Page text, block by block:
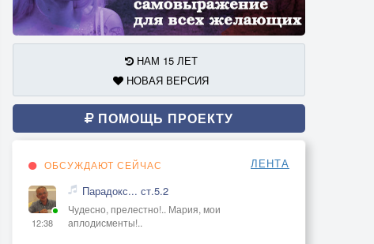
НАМ 15 ЛЕТ
НОВАЯ ВЕРСИЯ
ПОМОЩЬ ПРОЕКТУ
ОБСУЖДАЮТ СЕЙЧАС ЛЕНТА
12:38
Парадокс... ст.5.2
Чудесно, прелестно!.. Мария, мои
аплодисменты!..